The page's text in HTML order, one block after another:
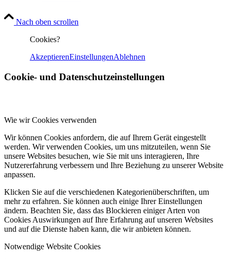
Nach oben scrollen
Cookies?
AkzeptierenEinstellungenAblehnen
Cookie- und Datenschutzeinstellungen
Wie wir Cookies verwenden
Wir können Cookies anfordern, die auf Ihrem Gerät eingestellt
werden. Wir verwenden Cookies, um uns mitzuteilen, wenn Sie
unsere Websites besuchen, wie Sie mit uns interagieren, Ihre
Nutzererfahrung verbessern und Ihre Beziehung zu unserer Website
anpassen.
Klicken Sie auf die verschiedenen Kategorienüberschriften, um
mehr zu erfahren. Sie können auch einige Ihrer Einstellungen
ändern. Beachten Sie, dass das Blockieren einiger Arten von
Cookies Auswirkungen auf Ihre Erfahrung auf unseren Websites
und auf die Dienste haben kann, die wir anbieten können.
Notwendige Website Cookies